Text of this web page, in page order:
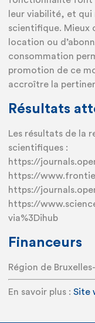
leur viabilité, et
scientifique. Mieux
location ou
consommation
promotion de ce
accroître la
Résultats
Les résultats de la
scientifiques :
https://
https://
https://
https://
via%3Dihub
Financeurs
Région de
En savoir plus : Site